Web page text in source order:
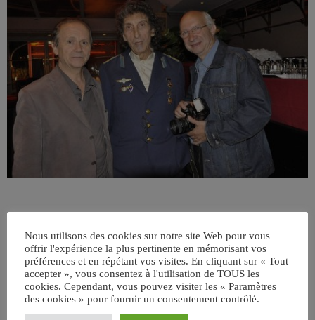
ÉCRIT PAR:JEAN-CLAUDE
Nous utilisons des cookies sur notre site Web pour vous
offrir l'expérience la plus pertinente en mémorisant vos
préférences et en répétant vos visites. En cliquant sur « Tout
accepter », vous consentez à l'utilisation de TOUS les
cookies. Cependant, vous pouvez visiter les « Paramètres
des cookies » pour fournir un consentement contrôlé.